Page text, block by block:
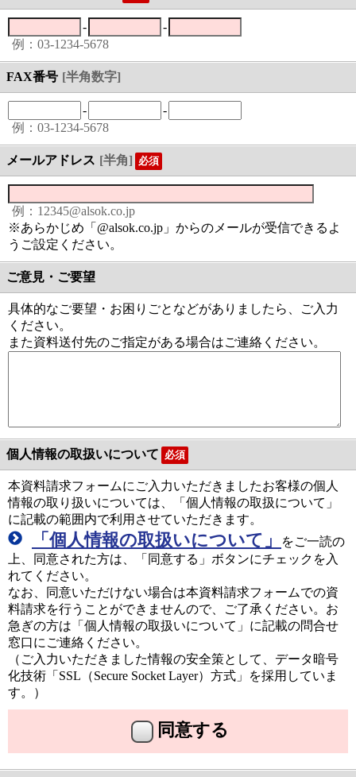
-
-
例：03-1234-5678
FAX番号 [半角数字]
-
-
例：03-1234-5678
メールアドレス [半角] 必須
例：12345@alsok.co.jp
※あらかじめ「@alsok.co.jp」からのメールが受信できるよ
うご設定ください。
ご意見・ご要望
具体的なご要望・お困りごとなどがありましたら、ご入力
ください。
また資料送付先のご指定がある場合はご連絡ください。
個人情報の取扱いについて 必須
本資料請求フォームにご入力いただきましたお客様の個人
情報の取り扱いについては、「個人情報の取扱について」
に記載の範囲内で利用させていただきます。
「個人情報の取扱いについて」
をご一読の
上、同意された方は、「同意する」ボタンにチェックを入
れてください。
なお、同意いただけない場合は本資料請求フォームでの資
料請求を行うことができませんので、ご了承ください。お
急ぎの方は「個人情報の取扱いについて」に記載の問合せ
窓口にご連絡ください。
（ご入力いただきました情報の安全策として、データ暗号
化技術「SSL（Secure Socket Layer）方式」を採用していま
す。）
同意する